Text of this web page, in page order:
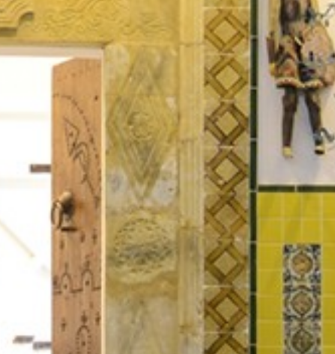
Appuyez sur Entrée pour rechercher ou sur ESC pour fermer